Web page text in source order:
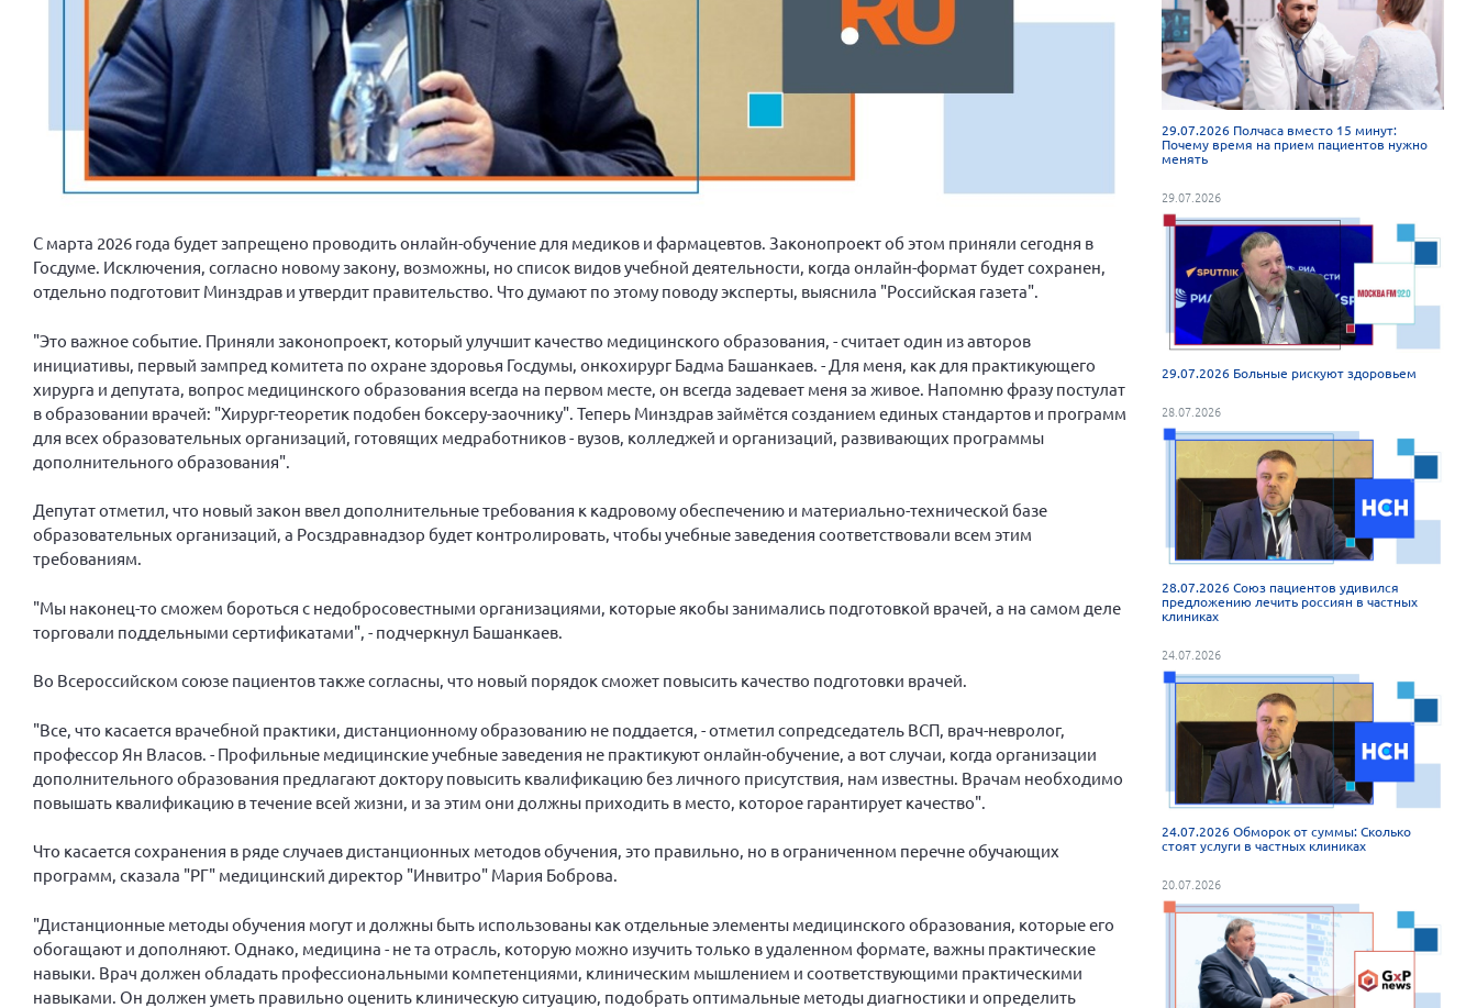
С марта 2026 года будет запрещено проводить онлайн-обучение для медиков и фармацевтов. Законопроект об этом приняли сегодня в
Госдуме. Исключения, согласно новому закону, возможны, но список видов учебной деятельности, когда онлайн-формат будет сохранен,
отдельно подготовит Минздрав и утвердит правительство. Что думают по этому поводу эксперты, выяснила "Российская газета".
"Это важное событие. Приняли законопроект, который улучшит качество медицинского образования, - считает один из авторов
инициативы, первый зампред комитета по охране здоровья Госдумы, онкохирург Бадма Башанкаев. - Для меня, как для практикующего
хирурга и депутата, вопрос медицинского образования всегда на первом месте, он всегда задевает меня за живое. Напомню фразу постулат
в образовании врачей: "Хирург-теоретик подобен боксеру-заочнику". Теперь Минздрав займётся созданием единых стандартов и программ
для всех образовательных организаций, готовящих медработников - вузов, колледжей и организаций, развивающих программы
дополнительного образования".
Депутат отметил, что новый закон ввел дополнительные требования к кадровому обеспечению и материально-технической базе
образовательных организаций, а Росздравнадзор будет контролировать, чтобы учебные заведения соответствовали всем этим
требованиям.
"Мы наконец-то сможем бороться с недобросовестными организациями, которые якобы занимались подготовкой врачей, а на самом деле
торговали поддельными сертификатами", - подчеркнул Башанкаев.
Во Всероссийском союзе пациентов также согласны, что новый порядок сможет повысить качество подготовки врачей.
"Все, что касается врачебной практики, дистанционному образованию не поддается, - отметил сопредседатель ВСП, врач-невролог,
профессор Ян Власов. - Профильные медицинские учебные заведения не практикуют онлайн-обучение, а вот случаи, когда организации
дополнительного образования предлагают доктору повысить квалификацию без личного присутствия, нам известны. Врачам необходимо
повышать квалификацию в течение всей жизни, и за этим они должны приходить в место, которое гарантирует качество".
Что касается сохранения в ряде случаев дистанционных методов обучения, это правильно, но в ограниченном перечне обучающих
программ, сказала "РГ" медицинский директор "Инвитро" Мария Боброва.
"Дистанционные методы обучения могут и должны быть использованы как отдельные элементы медицинского образования, которые его
обогащают и дополняют. Однако, медицина - не та отрасль, которую можно изучить только в удаленном формате, важны практические
навыки. Врач должен обладать профессиональными компетенциями, клиническим мышлением и соответствующими практическими
навыками. Он должен уметь правильно оценить клиническую ситуацию, подобрать оптимальные методы диагностики и определить
29.07.2026 Полчаса вместо 15 минут:
Почему время на прием пациентов нужно
менять
29.07.2026
29.07.2026 Больные рискуют здоровьем
28.07.2026
28.07.2026 Союз пациентов удивился
предложению лечить россиян в частных
клиниках
24.07.2026
24.07.2026 Обморок от суммы: Сколько
стоят услуги в частных клиниках
20.07.2026